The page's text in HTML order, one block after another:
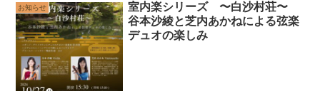
お知らせ
室内楽シリーズ 〜白沙村荘〜
谷本沙綾と芝内あかねによる弦楽
デュオの楽しみ